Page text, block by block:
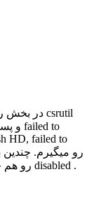
HD, failed to
وضعیت csrutil status رو هم چک کردم ولی میزنه disabled .